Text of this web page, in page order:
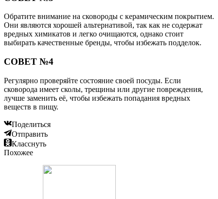
Обратите внимание на сковороды с керамическим покрытием.
Они являются хорошей альтернативой, так как не содержат
вредных химикатов и легко очищаются, однако стоит
выбирать качественные бренды, чтобы избежать подделок.
СОВЕТ №4
Регулярно проверяйте состояние своей посуды. Если
сковорода имеет сколы, трещины или другие повреждения,
лучше заменить её, чтобы избежать попадания вредных
веществ в пищу.
Поделиться
Отправить
Класснуть
Похожее